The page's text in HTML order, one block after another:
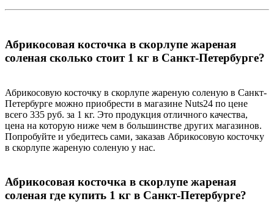
Абрикосовая косточка в скорлупе жареная
соленая сколько стоит 1 кг в Санкт-Петербурге?
Абрикосовую косточку в скорлупе жареную соленую в Санкт-
Петербурге можно приобрести в магазине Nuts24 по цене
всего 335 руб. за 1 кг. Это продукция отличного качества,
цена на которую ниже чем в большинстве других магазинов.
Попробуйте и убедитесь сами, заказав Абрикосовую косточку
в скорлупе жареную соленую у нас.
Абрикосовая косточка в скорлупе жареная
соленая где купить 1 кг в Санкт-Петербурге?